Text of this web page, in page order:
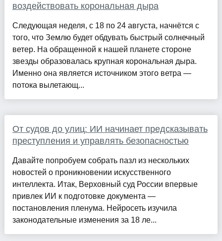
воздействовать корональная дыра
Следующая неделя, с 18 по 24 августа, начнётся с
того, что Землю будет обдувать быстрый солнечный
ветер. На обращенной к нашей планете стороне
звезды образовалась крупная корональная дыра.
Именно она является источником этого ветра —
потока вылетающ...
От судов до улиц: ИИ начинает предсказывать
преступления и управлять безопасностью
Давайте попробуем собрать пазл из нескольких
новостей о проникновении искусственного
интеллекта. Итак, Верховный суд России впервые
привлек ИИ к подготовке документа —
постановления пленума. Нейросеть изучила
законодательные изменения за 18 ле...